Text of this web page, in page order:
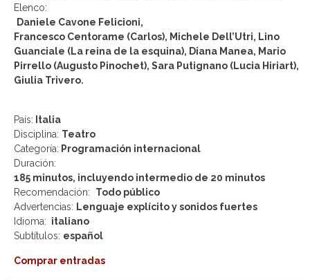
Elenco:
Daniele Cavone Felicioni,
Francesco Centorame (Carlos), Michele Dell’Utri, Lino
Guanciale (La reina de la esquina), Diana Manea, Mario
Pirrello (Augusto Pinochet), Sara Putignano (Lucia Hiriart),
Giulia Trivero.
País: Italia
Disciplina: Teatro
Categoría: Programación internacional
Duración:
185 minutos, incluyendo intermedio de 20 minutos
Recomendación: Todo público
Advertencias: Lenguaje explícito y sonidos fuertes
Idioma: italiano
Subtítulos: español
Comprar entradas